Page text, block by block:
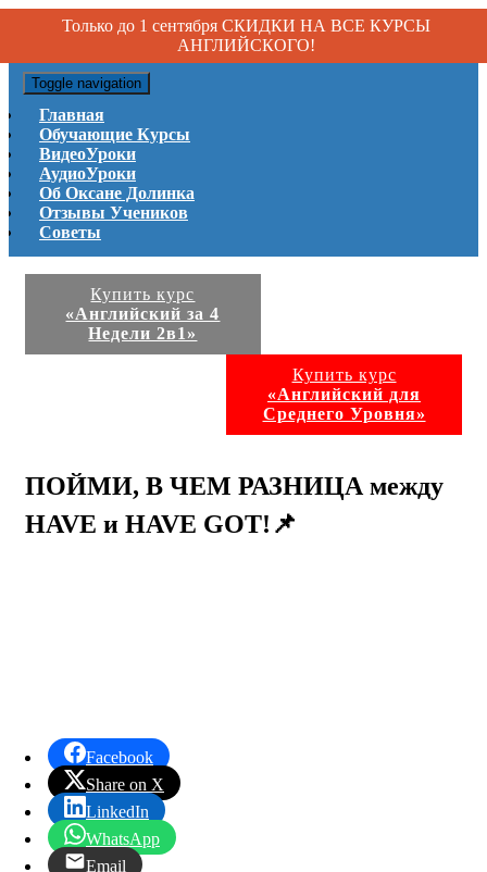
Только до 1 сентября СКИДКИ НА ВСЕ КУРСЫ
АНГЛИЙСКОГО!
Toggle navigation
Главная
Обучающие Курсы
ВидеоУроки
АудиоУроки
Об Оксане Долинка
Отзывы Учеников
Советы
Купить курс
«Английский за 4
Недели 2в1»
Купить курс
«Английский для
Среднего Уровня»
ПОЙМИ, В ЧЕМ РАЗНИЦА между
HAVE и HAVE GOT!📌
Facebook
Share on X
LinkedIn
WhatsApp
Email